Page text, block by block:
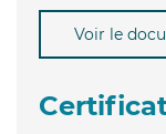
Voir le